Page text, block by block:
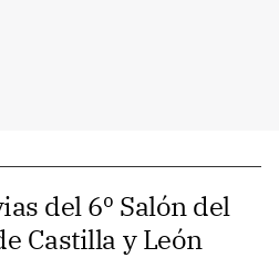
del 6º Salón del
Castilla y León